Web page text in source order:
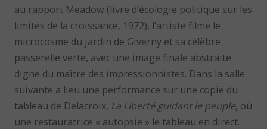
au rapport Meadow (livre d’écologie politique sur les
limites de la croissance, 1972), l’artiste filme le
microcosme du jardin de Giverny et sa célèbre
passerelle verte, avec une image finale abstraite
digne du maître des impressionnistes. Dans la salle
suivante a lieu une performance sur une copie du
tableau de Delacroix, La Liberté guidant le peuple, où
une restauratrice « autopsie » le tableau en direct.